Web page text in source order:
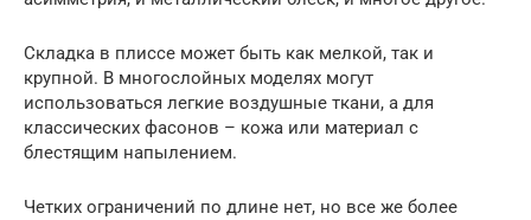
Складка в плиссе может быть как мелкой, так и
крупной. В многослойных моделях могут
использоваться легкие воздушные ткани, а для
классических фасонов – кожа или материал с
блестящим напылением.
Четких ограничений по длине нет, но все же более